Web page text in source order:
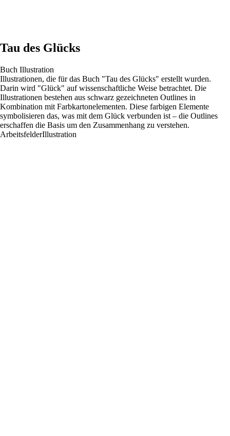
Tau des Glücks
Buch Illustration
Illustrationen, die für das Buch "Tau des Glücks" erstellt wurden.
Darin wird "Glück" auf wissenschaftliche Weise betrachtet. Die
Illustrationen bestehen aus schwarz gezeichneten Outlines in
Kombination mit Farbkartonelementen. Diese farbigen Elemente
symbolisieren das, was mit dem Glück verbunden ist – die Outlines
erschaffen die Basis um den Zusammenhang zu verstehen.
ArbeitsfelderIllustration